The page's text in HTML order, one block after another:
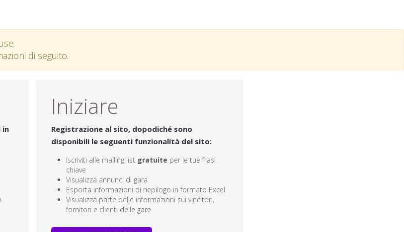
di seguito.
in
Iniziare
Registrazione al sito, dopodiché sono
disponibili le seguenti funzionalità del sito:
Iscriviti alle mailing list gratuite per le tue frasi
chiave
Visualizza annunci di gara
Esporta informazioni di riepilogo in formato Excel
Visualizza parte delle informazioni sui vincitori,
fornitori e clienti delle gare